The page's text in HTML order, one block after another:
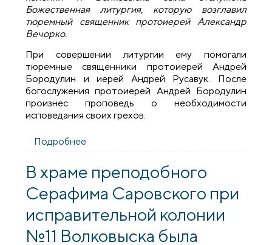
Божественная литургия, которую возглавил
тюремный священник протоиерей Александр
Вечорко.
При совершении литургии ему помогали
тюремные священники протоиерей Андрей
Бородулин и иерей Андрей Русавук. После
богослужения протоиерей Андрей Бородулин
произнес проповедь о необходимости
исповедания своих грехов.
Подробнее
Саровского при исправительной
колонии №11 Волковыска была
совершена Божественная литургия
В храме преподобного
Серафима Саровского при
исправительной колонии
№11 Волковыска была